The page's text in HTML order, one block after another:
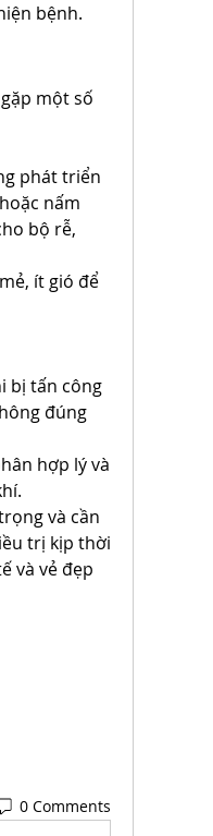
bệnh.
một số
phát triển
nấm
bộ rễ,
ít gió để
bị tấn công
đúng
hợp lý và
và cần
trị kịp thời
và vẻ đẹp
0 Comments